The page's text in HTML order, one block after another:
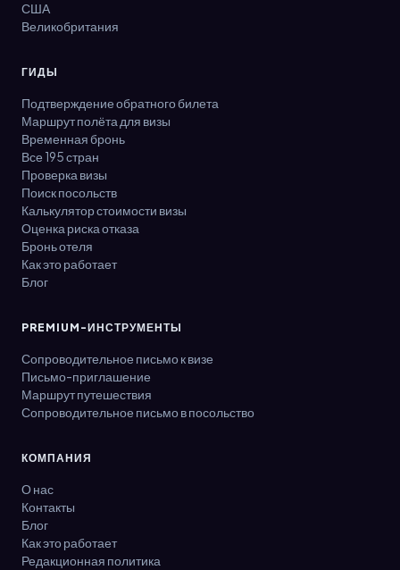
США
Великобритания
ГИДЫ
Подтверждение обратного билета
Маршрут полёта для визы
Временная бронь
Все 195 стран
Проверка визы
Поиск посольств
Калькулятор стоимости визы
Оценка риска отказа
Бронь отеля
Как это работает
Блог
PREMIUM-ИНСТРУМЕНТЫ
Сопроводительное письмо к визе
Письмо-приглашение
Маршрут путешествия
Сопроводительное письмо в посольство
КОМПАНИЯ
О нас
Контакты
Блог
Как это работает
Редакционная политика